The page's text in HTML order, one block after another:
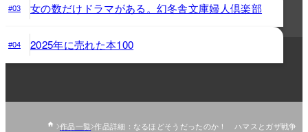
#03 女の数だけドラマがある。幻冬舎文庫婦人倶楽部
#04 2025年に売れた本100
作品一覧 作品詳細：なるほどそうだったのか！ ハマスとガザ戦争